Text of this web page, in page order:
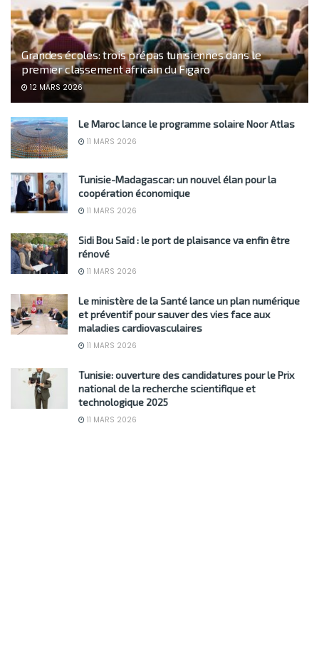
Grandes écoles: trois prépas tunisiennes dans le
premier classement africain du Figaro
12 MARS 2026
Le Maroc lance le programme solaire Noor Atlas
11 MARS 2026
Tunisie-Madagascar: un nouvel élan pour la
coopération économique
11 MARS 2026
Sidi Bou Saïd : le port de plaisance va enfin être
rénové
11 MARS 2026
Le ministère de la Santé lance un plan numérique
et préventif pour sauver des vies face aux
maladies cardiovasculaires
11 MARS 2026
Tunisie: ouverture des candidatures pour le Prix
national de la recherche scientifique et
technologique 2025
11 MARS 2026